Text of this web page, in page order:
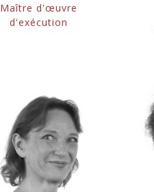
Maître d'œuvre
d'exécution